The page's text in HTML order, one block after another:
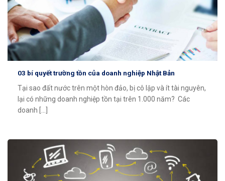
03 bí quyết trường tồn của doanh nghiệp Nhật Bản
Tại sao đất nước trên một hòn đảo, bị cô lập và ít tài nguyên,
lại có những doanh nghiệp tồn tại trên 1.000 năm? Các
doanh [...]